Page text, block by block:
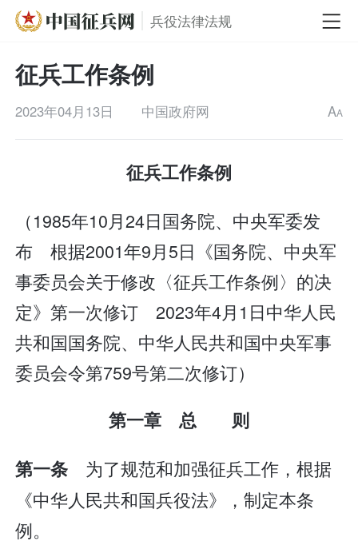
兵役法律法规
征兵工作条例
2023年04月13日 中国政府网 AA
征兵工作条例
（1985年10月24日国务院、中央军委发
布 根据2001年9月5日《国务院、中央军
事委员会关于修改〈征兵工作条例〉的决
定》第一次修订 2023年4月1日中华人民
共和国国务院、中华人民共和国中央军事
委员会令第759号第二次修订）
第一章 总 则
第一条 为了规范和加强征兵工作，根据
《中华人民共和国兵役法》，制定本条
例。